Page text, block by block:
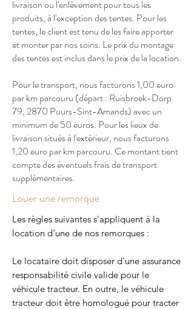
livraison ou l'enlèvement pour tous les
produits, à l'exception des tentes. Pour les
tentes, le client est tenu de les faire apporter
et monter par nos soins. Le prix du montage
des tentes est inclus dans le prix de la location.
Pour le transport, nous facturons 1,00 euro
par km parcouru (départ : Ruisbroek-Dorp
79, 2870 Puurs-Sint-Amands) avec un
minimum de 50 euros. Pour les lieux de
livraison situés à l'extérieur, nous facturons
1,20 euro par km parcouru. Ce montant tient
compte des éventuels frais de transport
supplémentaires.
Louer une remorque
Les règles suivantes s'appliquent à la
location d'une de nos remorques :
Le locataire doit disposer d'une assurance
responsabilité civile valide pour le
véhicule tracteur. En outre, le véhicule
tracteur doit être homologué pour tracter